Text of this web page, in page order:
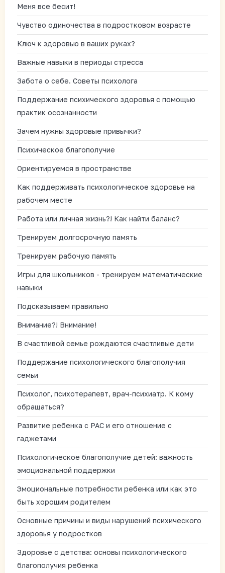
Меня все бесит!
Чувство одиночества в подростковом возрасте
Ключ к здоровью в ваших руках?
Важные навыки в периоды стресса
Забота о себе. Советы психолога
Поддержание психического здоровья с помощью
практик осознанности
Зачем нужны здоровые привычки?
Психическое благополучие
Ориентируемся в пространстве
Как поддерживать психологическое здоровье на
рабочем месте
Работа или личная жизнь?! Как найти баланс?
Тренируем долгосрочную память
Тренируем рабочую память
Игры для школьников - тренируем математические
навыки
Подсказываем правильно
Внимание?! Внимание!
В счастливой семье рождаются счастливые дети
Поддержание психологического благополучия
семьи
Психолог, психотерапевт, врач-психиатр. К кому
обращаться?
Развитие ребенка с РАС и его отношение с
гаджетами
Психологическое благополучие детей: важность
эмоциональной поддержки
Эмоциональные потребности ребенка или как это
быть хорошим родителем
Основные причины и виды нарушений психического
здоровья у подростков
Здоровье с детства: основы психологического
благополучия ребенка